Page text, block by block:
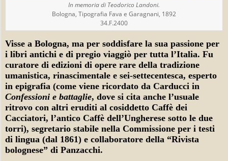
D
I
O
S
O
D
I
In memoria di Teodorico Landoni.
Bologna, Tipografia Fava e Garagnani, 1892
34.F.2400
Visse a Bologna, ma per soddisfare la sua passione per
i libri antichi e di pregio viaggiò per tutta l’Italia. Fu
curatore di edizioni di opere rare della tradizione
umanistica, rinascimentale e sei-settecentesca, esperto
in epigrafia (come viene ricordato da Carducci in
Confessioni e battaglie, dove si cita anche l’usuale
ritrovo con altri eruditi al cosiddetto Caffè dei
Cacciatori, l’antico Caffè dell’Ungherese sotto le due
torri), segretario stabile nella Commissione per i testi
di lingua (dal 1861) e collaboratore della “Rivista
bolognese” di Panzacchi.